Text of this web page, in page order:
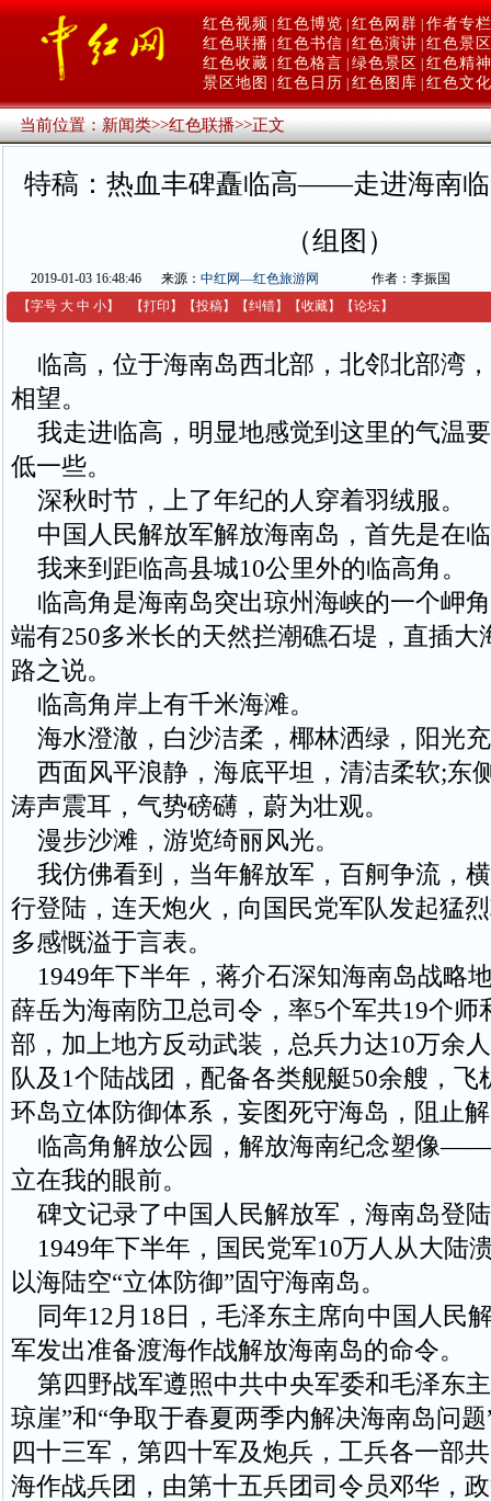
红色视频 红色博览 红色网群 作者专栏
红色联播 红色书信 红色演讲 红色景区
红色收藏 红色格言 绿色景区
红色精神
景区地图
红色日历 红色图库 红色文化
当前位置：新闻类>>红色联播>>正文
特稿：热血丰碑矗临高——走进海南
（组图）
2019-01-03 16:48:46 来源： 中红网—红色旅游网
作者：李振国
【字号 大 中 小】 【打印 】 【投稿】 【纠错】 【收藏】 【论坛】
临高，位于海南岛西北部，北邻北部湾
相望。
我走进临高，明显地感觉到这里的气温
低一些。
深秋时节，上了年纪的人穿着羽绒服。
中国人民解放军解放海南岛，首先是在
我来到距临高县城10公里外的临高角。
临高角是海南岛突出琼州海峡的一个岬
端有250多米长的天然拦潮礁石堤，直插大
路之说。
临高角岸上有千米海滩。
海水澄澈，白沙洁柔，椰林洒绿，阳光
西面风平浪静，海底平坦，清洁柔软;东
涛声震耳，气势磅礴，蔚为壮观。
漫步沙滩，游览绮丽风光。
我仿佛看到，当年解放军，百舸争流，
行登陆，连天炮火，向国民党军队发起猛
多感慨溢于言表。
1949年下半年，蒋介石深知海南岛战略
薛岳为海南防卫总司令，率5个军共19个师
部，加上地方反动武装，总兵力达10万余
队及1个陆战团，配备各类舰艇50余艘，飞
环岛立体防御体系，妄图死守海岛，阻止
临高角解放公园，解放海南纪念塑像——
立在我的眼前。
碑文记录了中国人民解放军，海南岛登
1949年下半年，国民党军10万人从大陆
以海陆空“立体防御”固守海南岛。
同年12月18日，毛泽东主席向中国人民
军发出准备渡海作战解放海南岛的命令。
第四野战军遵照中共中央军委和毛泽东
琼崖”和“争取于春夏两季内解决海南岛问
四十三军，第四十军及炮兵，工兵各一部
海作战兵团，由第十五兵团司令员邓华，